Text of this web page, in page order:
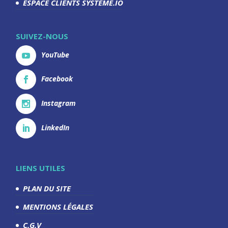
ESPACE CLIENTS SYSTEME.IO
SUIVEZ-NOUS
YouTube
Facebook
Instagram
LinkedIn
LIENS UTILES
PLAN DU SITE
MENTIONS LÉGALES
C.G.V